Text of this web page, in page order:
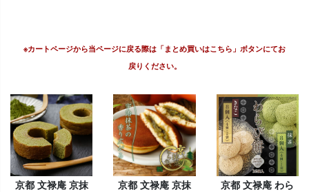
※カートページから当ページに戻る際は「まとめ買いはこちら」ボタンにてお
戻りください。
京都 文禄庵 京抹
京都 文禄庵 京抹
京都 文禄庵 わら